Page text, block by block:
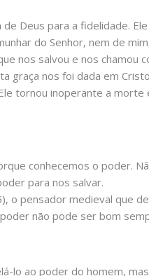
Deus para a fidelidade.
do Senhor, nem de
nos salvou e nos chamou
graça nos foi dada em
tornou inoperante a
conhecemos o poder.
para nos salvar.
o pensador medieval que
não pode ser bom
lo ao poder do homem,